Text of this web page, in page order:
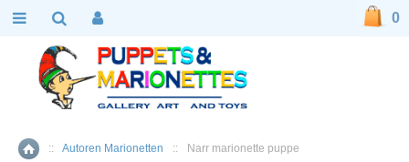
Home
:: Autoren Marionetten :: Narr marionette puppe
0